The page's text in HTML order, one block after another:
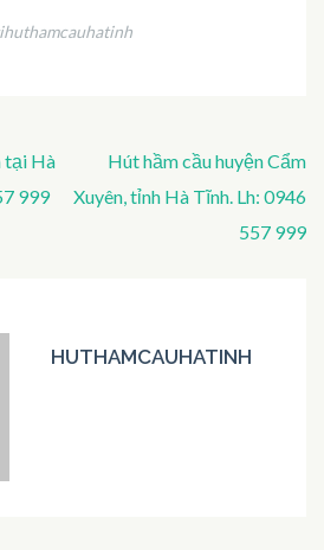
tại Hà
999
Hút hầm cầu huyện Cẩm
Xuyên, tỉnh Hà Tĩnh. Lh: 0946
557 999
HUTHAMCAUHATINH